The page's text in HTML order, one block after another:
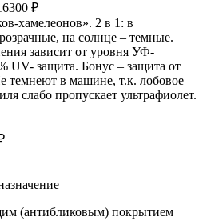
₽
хамелеонов». 2 в 1: в
на солнце – темные.
зависит от уровня УФ-
UV- защита. Бонус – защита от
темнеют в машине, т.к. лобовое
слабо пропускает ультрафиолет.
(антибликовым) покрытием